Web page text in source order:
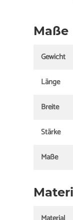
Maße
Gewicht
Länge
Breite
Stärke
Maße